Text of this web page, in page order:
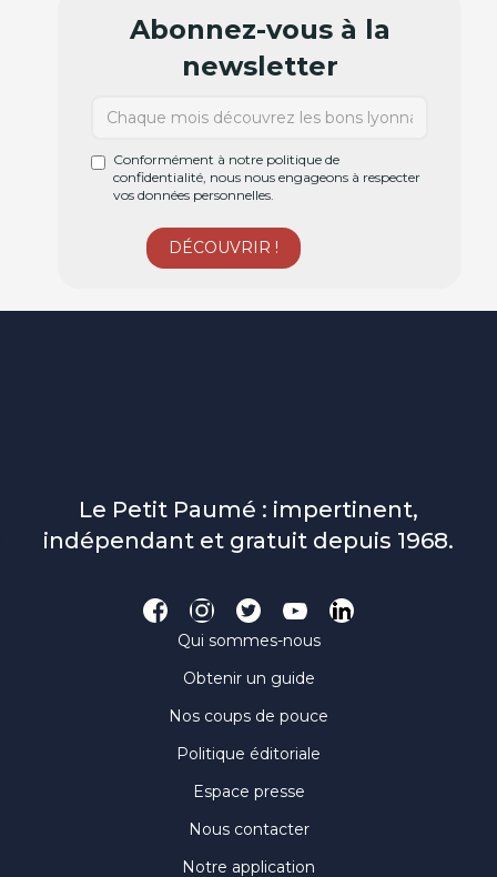
Abonnez-vous à la
newsletter
Conformément à notre politique de
confidentialité, nous nous engageons à respecter
vos données personnelles.
Le Petit Paumé : impertinent,
indépendant et gratuit depuis 1968.
Qui sommes-nous
Obtenir un guide
Nos coups de pouce
Politique éditoriale
Espace presse
Nous contacter
Notre application